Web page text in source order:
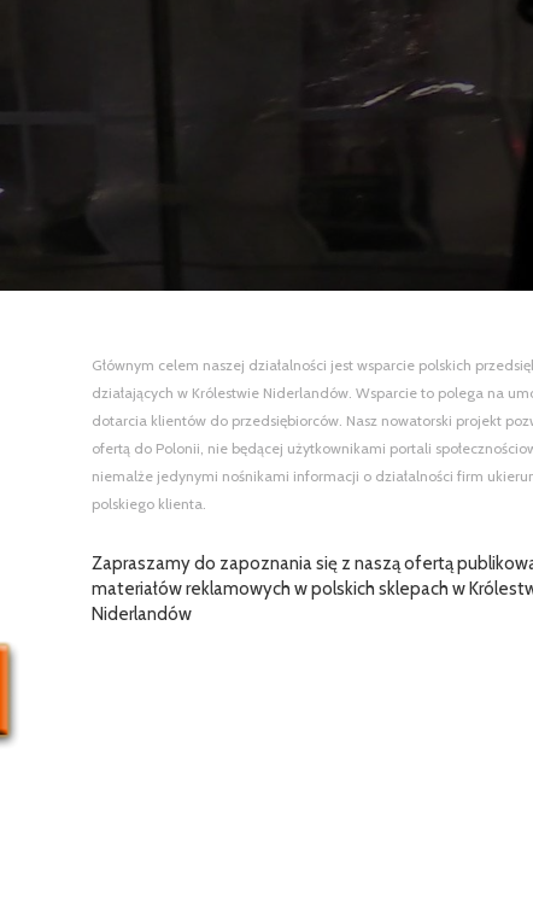
Głównym celem naszej działalności jest wsparcie polskich
działających w Królestwie Niderlandów. Wsparcie to polega na
dotarcia klientów do przedsiębiorców. Nasz nowatorski projekt
ofertą do Polonii, nie będącej użytkownikami portali
niemalże jedynymi nośnikami informacji o działalności firm
polskiego klienta.
Zapraszamy do zapoznania się z naszą ofertą
materiałów reklamowych w polskich sklepach w
Niderlandów